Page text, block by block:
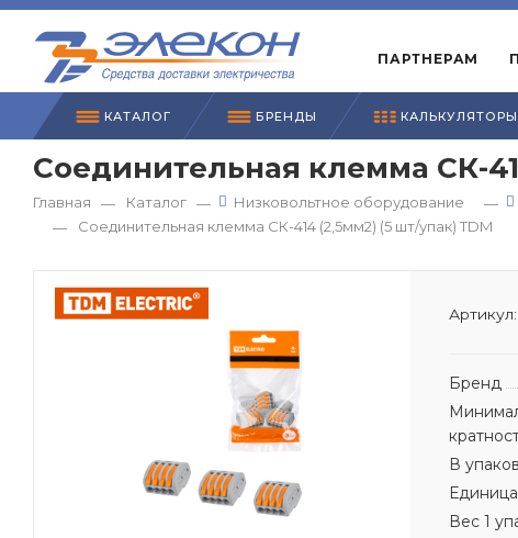
ПАРТНЕРАМ
КАТАЛОГ БРЕНДЫ КАЛЬКУЛЯТОРЫ
Соединительная клемма СК-
Главная — Каталог — Низковольтное оборудование —
—
Соединительная клемма СК-414 (2,5мм2) (5 шт/упак) TDM
Артикул:
Бренд
В
Вес 1